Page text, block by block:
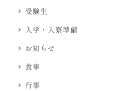
受験生
入学・入寮準備
お知らせ
食事
行事